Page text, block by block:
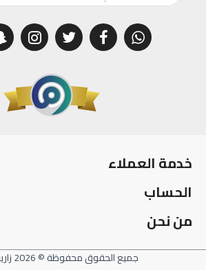
خدمة العملاء
الحساب
من نحن
جميع الحقوق محفوظة © 2026 زارين للعطور